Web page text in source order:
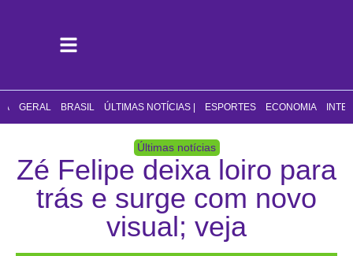
GERAL BRASIL ÚLTIMAS NOTÍCIAS | ESPORTES ECONOMIA
Últimas notícias
Zé Felipe deixa loiro para
trás e surge com novo
visual; veja